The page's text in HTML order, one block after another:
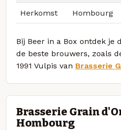
Herkomst Hombourg
Bij Beer in a Box ontdek je
de beste brouwers, zoals
1991 Vulpis van Brasserie
Brasserie Grain
Hombourg